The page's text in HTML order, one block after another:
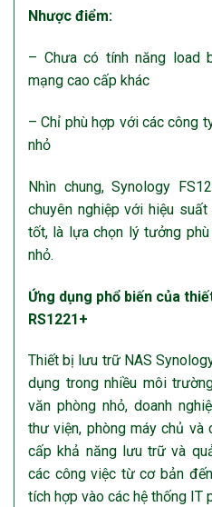
Nhược điểm:
– Chưa có tính năng load
mạng cao cấp khác
– Chỉ phù hợp với các công
nhỏ
Nhìn chung, Synology
chuyên nghiệp với hiệu
tốt, là lựa chọn lý tưởng
nhỏ.
Ứng dụng phổ biến của
RS1221+
Thiết bị lưu trữ NAS
dụng trong nhiều môi
văn phòng nhỏ, doanh
thư viện, phòng máy chủ và
cấp khả năng lưu trữ và
các công việc từ cơ bản
tích hợp vào các hệ thống IT